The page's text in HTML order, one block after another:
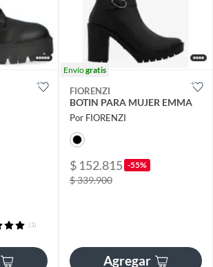
(1)
Envíogratis
FIORENZI
BOTIN PARA MUJER EMMA
Por FIORENZI
$ 152.815 -55%
$ 339.900
Agregar